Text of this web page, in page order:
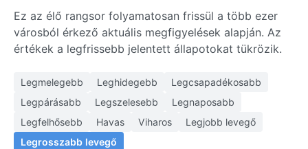
Ez az élő rangsor folyamatosan frissül a több ezer
városból érkező aktuális megfigyelések alapján. Az
értékek a legfrissebb jelentett állapotokat tükrözik.
Legmelegebb Leghidegebb
Legcsapadékosabb
Legpárásabb
Legszelesebb
Legnaposabb
Legfelhősebb
Havas Viharos
Legjobb levegő
Legrosszabb levegő